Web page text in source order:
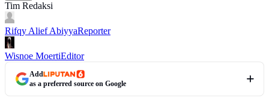
Tim Redaksi
Rifqy Alief AbiyyaReporter
Wisnoe MoertiEditor
Add
as a preferred source on Google